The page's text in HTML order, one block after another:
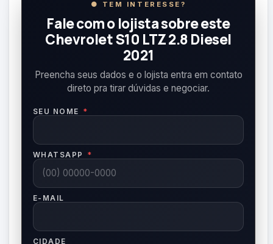
● TEM INTERESSE?
Fale com o lojista sobre este
Chevrolet S10 LTZ 2.8 Diesel
2021
Preencha seus dados e o lojista entra em contato
direto pra tirar dúvidas e negociar.
SEU NOME *
WHATSAPP *
E-MAIL
CIDADE